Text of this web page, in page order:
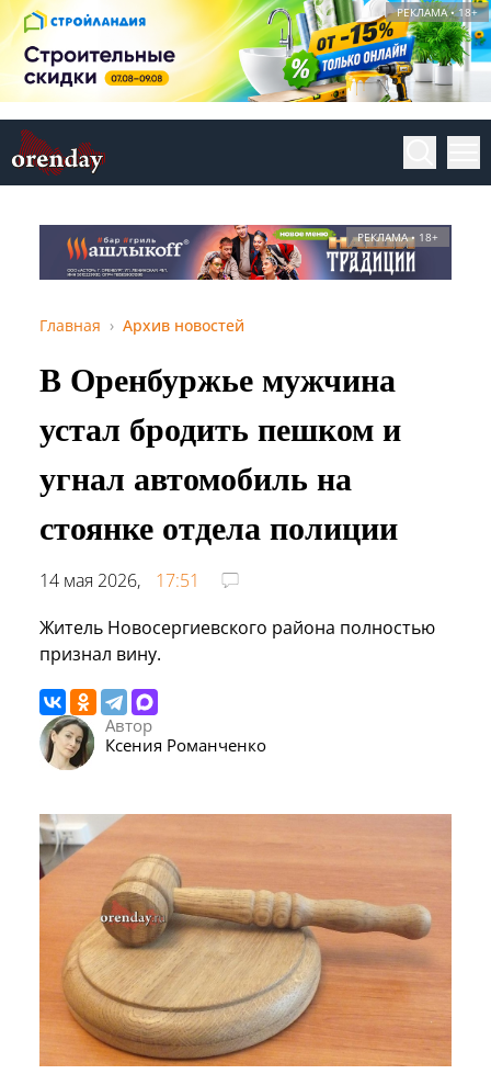
РЕКЛАМА • 18+
РЕКЛАМА • 18+
Главная Архив новостей
В Оренбуржье мужчина
устал бродить пешком и
угнал автомобиль на
стоянке отдела полиции
14 мая 2026,
17:51
Житель Новосергиевского района полностью
признал вину.
Автор
Ксения Романченко